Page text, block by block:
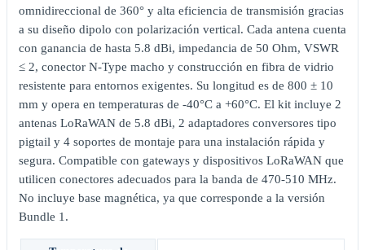
omnidireccional de 360° y alta eficiencia de transmisión gracias
a su diseño dipolo con polarización vertical. Cada antena cuenta
con ganancia de hasta 5.8 dBi, impedancia de 50 Ohm, VSWR
≤ 2, conector N-Type macho y construcción en fibra de vidrio
resistente para entornos exigentes. Su longitud es de 800 ± 10
mm y opera en temperaturas de -40°C a +60°C. El kit incluye 2
antenas LoRaWAN de 5.8 dBi, 2 adaptadores conversores tipo
pigtail y 4 soportes de montaje para una instalación rápida y
segura. Compatible con gateways y dispositivos LoRaWAN que
utilicen conectores adecuados para la banda de 470-510 MHz.
No incluye base magnética, ya que corresponde a la versión
Bundle 1.